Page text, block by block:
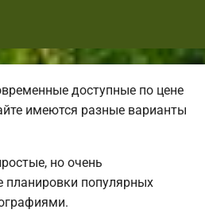
доступные по цене
имеются разные варианты
но очень
планировки популярных